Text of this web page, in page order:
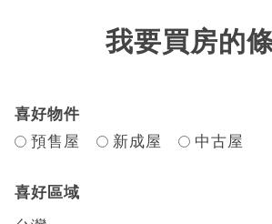
我要買房的
喜好物件
預售屋
新成屋 中古屋
喜好區域